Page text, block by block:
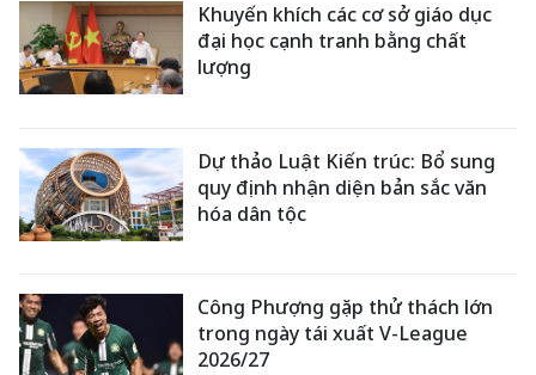
Khuyến khích các cơ sở giáo dục
đại học cạnh tranh bằng chất
lượng
Dự thảo Luật Kiến trúc: Bổ sung
quy định nhận diện bản sắc văn
hóa dân tộc
Công Phượng gặp thử thách lớn
trong ngày tái xuất V-League
2026/27